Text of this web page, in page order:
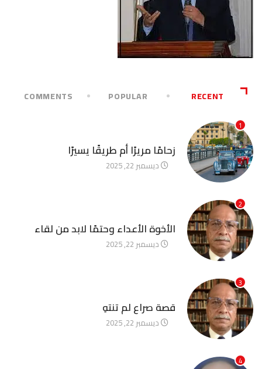
RECENT
POPULAR
COMMENTS
1
زحامًا مريرًا أم طريقًا يسيرًا
ديسمبر 22, 2025
2
الأخوة الأعداء وحتمًا لابد من لقاء
ديسمبر 22, 2025
3
قصة صراع لم تنتهِ
ديسمبر 22, 2025
4